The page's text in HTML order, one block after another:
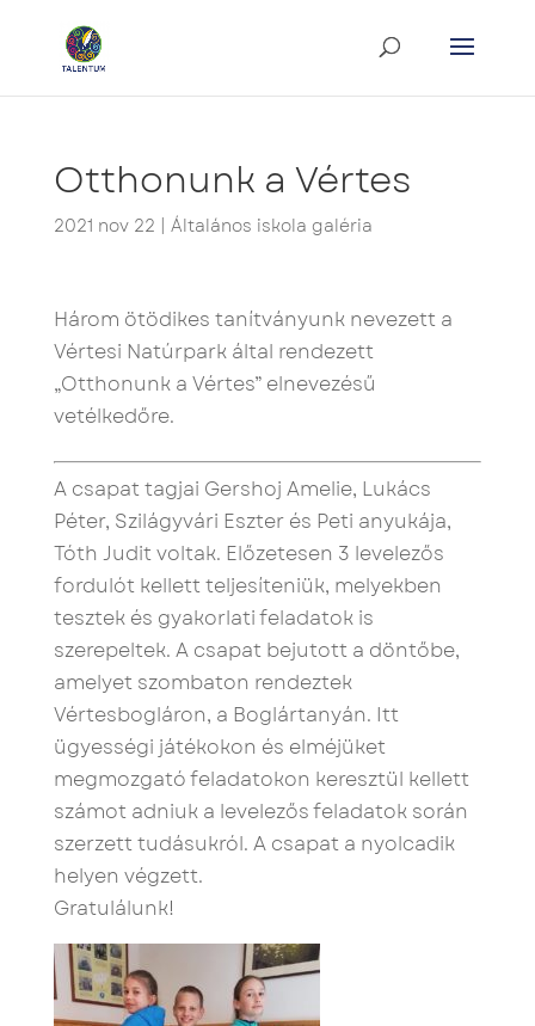
Otthonunk a Vértes
2021 nov 22 Általános iskola galéria
Három ötödikes tanítványunk nevezett a
Vértesi Natúrpark által rendezett
„Otthonunk a Vértes” elnevezésű
vetélkedőre.
A csapat tagjai Gershoj Amelie, Lukács
Péter, Szilágyvári Eszter és Peti anyukája,
Tóth Judit voltak. Előzetesen 3 levelezős
fordulót kellett teljesíteniük, melyekben
tesztek és gyakorlati feladatok is
szerepeltek. A csapat bejutott a döntőbe,
amelyet szombaton rendeztek
Vértesbogláron, a Boglártanyán. Itt
ügyességi játékokon és elméjüket
megmozgató feladatokon keresztül kellett
számot adniuk a levelezős feladatok során
szerzett tudásukról. A csapat a nyolcadik
helyen végzett.
Gratulálunk!